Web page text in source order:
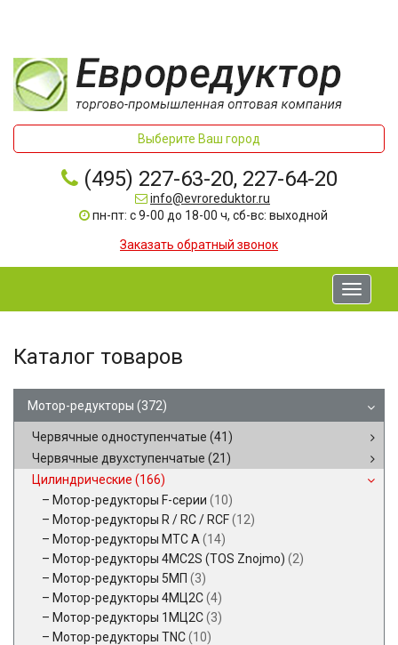
Выберите Ваш город
(495) 227-63-20, 227-64-20
info@evroreduktor.ru
пн-пт: с 9-00 до 18-00 ч, сб-вс: выходной
Заказать обратный звонок
Toggle
Каталог товаров
Мотор-редукторы (372)
Червячные одноступенчатые (41)
Червячные двухступенчатые (21)
Цилиндрические (166)
Мотор-редукторы F-серии (10)
Мотор-редукторы R / RC / RCF(12)
Мотор-редукторы MTC A (14)
Мотор-редукторы 4MC2S (TOS Znojmo) (2)
Мотор-редукторы 5МП (3)
Мотор-редукторы 4МЦ2С(4)
Мотор-редукторы 1МЦ2С(3)
Мотор-редукторы TNC(10)